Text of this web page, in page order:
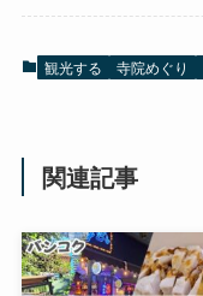
観光する 寺院めぐり
関連記事